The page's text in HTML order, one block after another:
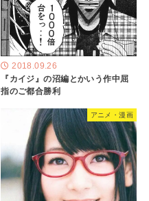
2018.09.26
『カイジ』の沼編とかいう作中屈
指のご都合勝利
アニメ・漫画